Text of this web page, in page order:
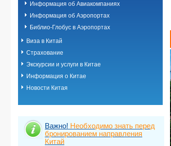
Информация об Авиакомпаниях
Информация об Аэропортах
Библио-Глобус в Аэропортах
Виза в Китай
Страхование
Экскурсии и услуги в Китае
Информация о Китае
Новости Китая
Важно! Необходимо знать перед
бронированием направления
Китай